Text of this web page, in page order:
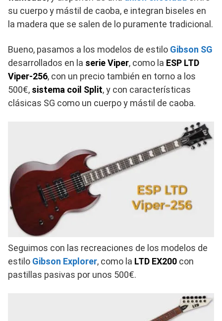
su cuerpo y mástil de caoba, e integran biseles en
la madera que se salen de lo puramente tradicional.
Bueno, pasamos a los modelos de estilo Gibson SG
desarrollados en la serie Viper, como la ESP LTD
Viper-256, con un precio también en torno a los
500€, sistema coil Split, y con características
clásicas SG como un cuerpo y mástil de caoba.
Seguimos con las recreaciones de los modelos de
estilo Gibson Explorer, como la LTD EX200 con
pastillas pasivas por unos 500€.